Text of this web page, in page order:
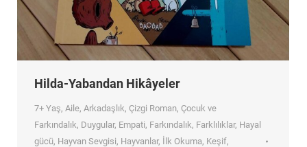
Hilda-Yabandan Hikâyeler
7+ Yaş, Aile, Arkadaşlık, Çizgi Roman, Çocuk ve
Farkındalık, Duygular, Empati, Farkındalık, Farklılıklar, Hayal
gücü, Hayvan Sevgisi, Hayvanlar, İlk Okuma, Keşif,